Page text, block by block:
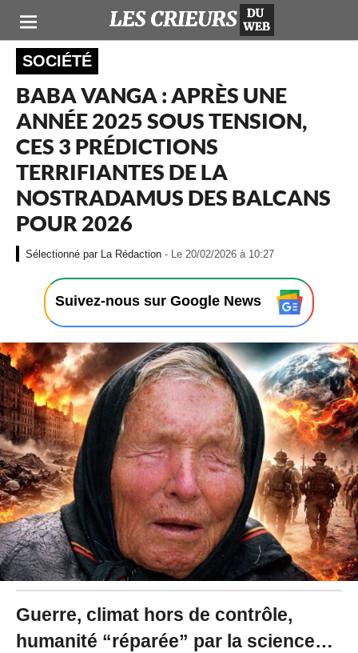
SOCIÉTÉ
BABA VANGA : APRÈS UNE
ANNÉE 2025 SOUS TENSION,
CES 3 PRÉDICTIONS
TERRIFIANTES DE LA
NOSTRADAMUS DES BALCANS
POUR 2026
La Rédaction - Le 20/02/2026 à 10:27
2
0
/
0
2
/
2
0
2
6
à
1
0
:
2
7
Suivez-nous sur Google News
Guerre, climat hors de contrôle,
humanité “réparée” par la science…